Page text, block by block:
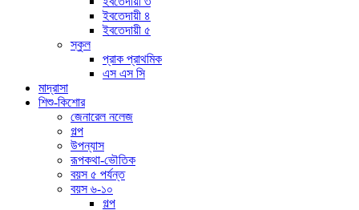
ইবতেদায়ী ৪
ইবতেদায়ী ৫
স্কুল
প্রাক প্রাথমিক
এস এস সি
মাদ্রাসা
শিশু-কিশোর
জেনারেল নলেজ
গল্প
উপন্যাস
রূপকথা-ভৌতিক
বয়স ৫ পর্যন্ত
বয়স ৬-১০
গল্প